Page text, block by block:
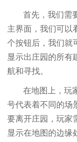
首先，我们需
主界面，我们可以
个按钮后，我们就
显示出庄园的所有
航和寻找。
在地图上，玩
号代表着不同的场
要离开庄园，玩家
显示在地图的边缘